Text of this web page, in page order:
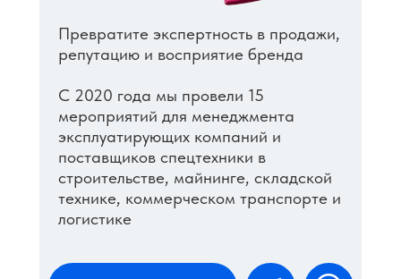
Превратите экспертность в продажи,
репутацию и восприятие бренда
С 2020 года мы провели 15
мероприятий для менеджмента
эксплуатирующих компаний и
поставщиков спецтехники в
строительстве, майнинге, складской
технике, коммерческом транспорте и
логистике